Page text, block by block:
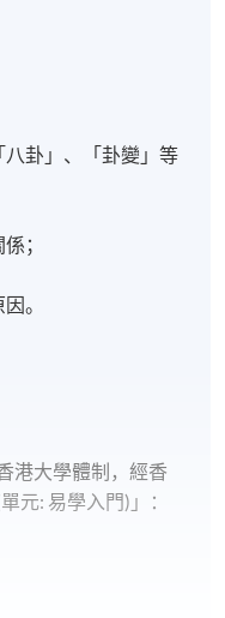
卦」、「卦變」等
；
。
港大學體制，經香
元: 易學入門)」：